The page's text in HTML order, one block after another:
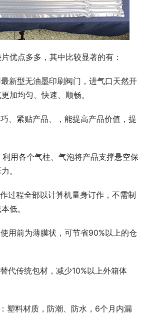
优点多多，其中比较显著的有：
最新型无油墨印刷阀门，进气口天然开
加均匀、快速、顺畅。
、紧贴产品、，能提高产品价值，提
用各个气柱、气泡将产品支撑悬空保
。
过程全部以计算机量身订作，不需制
低。
用前为薄膜状，可节省90%以上的仓
代传统包材，减少10%以上外箱体
塑料材质，防潮、防水，6个月内漏